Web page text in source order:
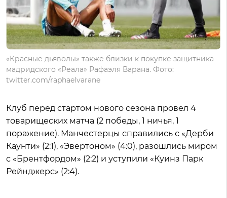
«Красные дьяволы» также близки к покупке защитника
мадридского «Реала» Рафаэля Варана. Фото:
twitter.com/raphaelvarane
Клуб перед стартом нового сезона провел 4
товарищеских матча (2 победы, 1 ничья, 1
поражение). Манчестерцы справились с «Дерби
Каунти» (2:1), «Эвертоном» (4:0), разошлись миром
с «Брентфордом» (2:2) и уступили «Куинз Парк
Рейнджерс» (2:4).